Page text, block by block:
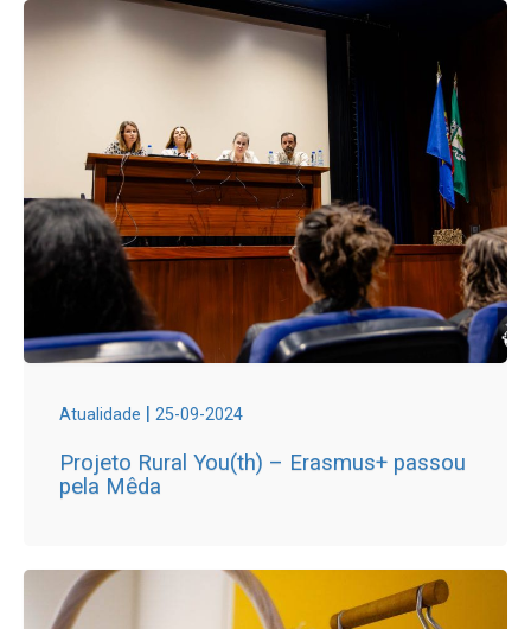
Atualidade | 25-09-2024
Projeto Rural You(th) – Erasmus+ passou
pela Mêda